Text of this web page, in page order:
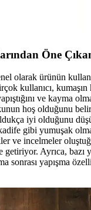
Öne
olarak ürünün
kullanıcı, kumaşın
ve kayma
hoş olduğunu
iyi olduğunu
gibi yumuşak
ve incelmeler
getiriyor. Ayrıca,
sonrası yapışma